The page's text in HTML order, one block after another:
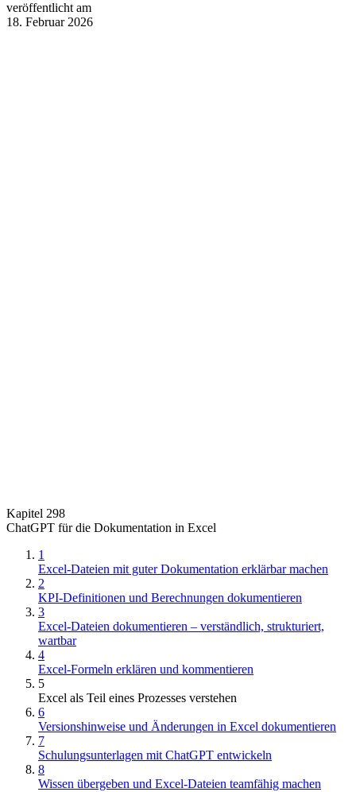
veröffentlicht am
18. Februar 2026
Kapitel 298
ChatGPT für die Dokumentation in Excel
1
Excel-Dateien mit guter Dokumentation erklärbar machen
2
KPI-Definitionen und Berechnungen dokumentieren
3
Excel-Dateien dokumentieren – verständlich, strukturiert,
wartbar
4
Excel-Formeln erklären und kommentieren
5
Excel als Teil eines Prozesses verstehen
6
Versionshinweise und Änderungen in Excel dokumentieren
7
Schulungsunterlagen mit ChatGPT entwickeln
8
Wissen übergeben und Excel-Dateien teamfähig machen